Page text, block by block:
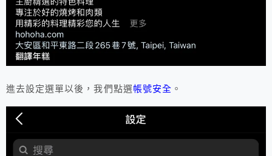
進去設定選單以後，我們點選帳號安全 。